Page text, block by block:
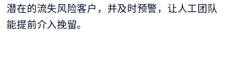
潜在的流失风险客户，并及时预警，让人工团队
能提前介入挽留。